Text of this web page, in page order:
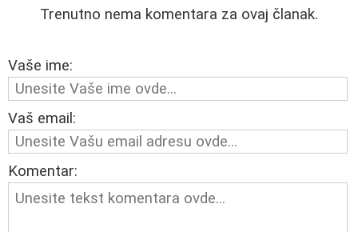
Trenutno nema komentara za ovaj članak.
Vaše ime:
Vaš email:
Komentar: